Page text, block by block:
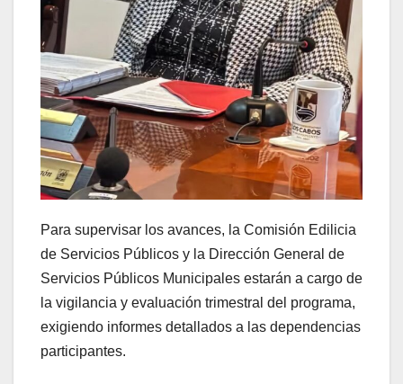
Para supervisar los avances, la Comisión Edilicia
de Servicios Públicos y la Dirección General de
Servicios Públicos Municipales estarán a cargo de
la vigilancia y evaluación trimestral del programa,
exigiendo informes detallados a las dependencias
participantes.